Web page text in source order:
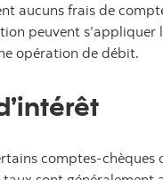
aucuns frais de
peuvent s’appliquer
opération de débit.
comptes-chèques